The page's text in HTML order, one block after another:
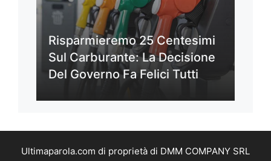
Risparmieremo 25 Centesimi
Sul Carburante: La Decisione
Del Governo Fa Felici Tutti
Ultimaparola.com di proprietà di DMM COMPANY SRL